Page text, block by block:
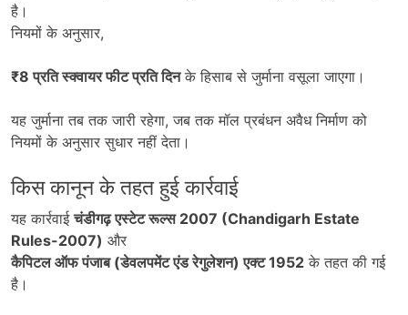
है।
नियमों के अनुसार,
₹8प्रति स्क्वायर फीट प्रति दिनके हिसाब से जुर्माना वसूला जाएगा।
यह जुर्माना तब तक जारी रहेगा, जब तक मॉल प्रबंधन अवैध निर्माण को
नियमों के अनुसार सुधार नहीं देता।
किस कानून के तहत हुई कार्रवाई
यह कार्रवाईचंडीगढ़ एस्टेट रूल्स 2007 (Chandigarh Estate
Rules-2007) और
कैपिटल ऑफ पंजाब (डेवलपमेंट एंड रेगुलेशन) एक्ट 1952 के तहत की गई
है।